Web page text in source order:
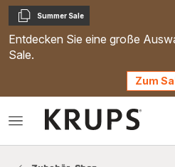
Kopieren
Summer Sale
Entdecken Sie eine große
Sale.
Zum
Das